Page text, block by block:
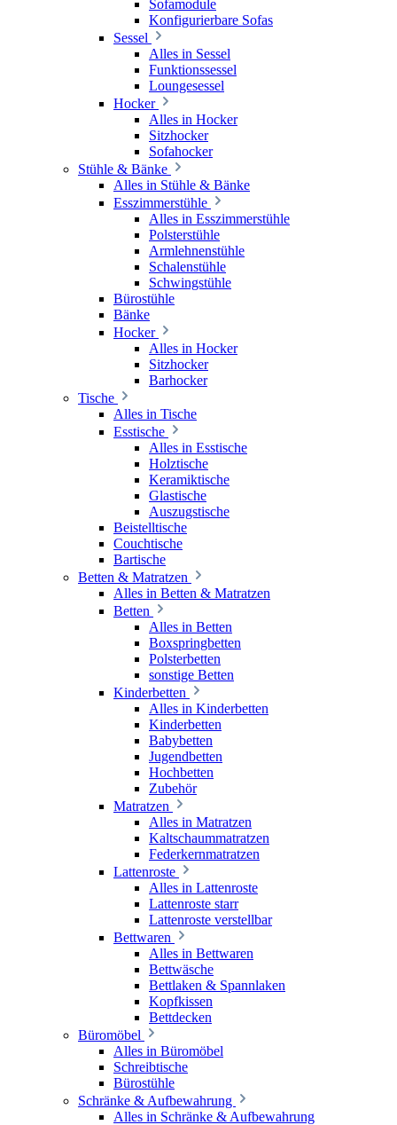
Sofamodule
Konfigurierbare Sofas
Sessel
Alles in Sessel
Funktionssessel
Loungesessel
Hocker
Alles in Hocker
Sitzhocker
Sofahocker
Stühle & Bänke
Alles in Stühle & Bänke
Esszimmerstühle
Alles in Esszimmerstühle
Polsterstühle
Armlehnenstühle
Schalenstühle
Schwingstühle
Bürostühle
Bänke
Hocker
Alles in Hocker
Sitzhocker
Barhocker
Tische
Alles in Tische
Esstische
Alles in Esstische
Holztische
Keramiktische
Glastische
Auszugstische
Beistelltische
Couchtische
Bartische
Betten & Matratzen
Alles in Betten & Matratzen
Betten
Alles in Betten
Boxspringbetten
Polsterbetten
sonstige Betten
Kinderbetten
Alles in Kinderbetten
Kinderbetten
Babybetten
Jugendbetten
Hochbetten
Zubehör
Matratzen
Alles in Matratzen
Kaltschaummatratzen
Federkernmatratzen
Lattenroste
Alles in Lattenroste
Lattenroste starr
Lattenroste verstellbar
Bettwaren
Alles in Bettwaren
Bettwäsche
Bettlaken & Spannlaken
Kopfkissen
Bettdecken
Büromöbel
Alles in Büromöbel
Schreibtische
Bürostühle
Schränke & Aufbewahrung
Alles in Schränke & Aufbewahrung